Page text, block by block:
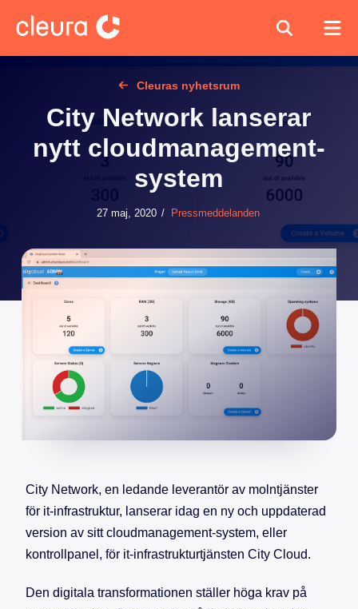
Cleuras nyhetsrum
City Network lanserar
nytt cloudmanagement-
system
27 maj, 2020 / Pressmeddelanden
City Network, en ledande leverantör av molntjänster
för it-infrastruktur, lanserar idag en ny och uppdaterad
version av sitt cloudmanagement-system, eller
kontrollpanel, för it-infrastrukturtjänsten City Cloud.
Den digitala transformationen ställer höga krav på